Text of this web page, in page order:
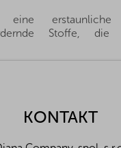
eine
Stoffe,
Sie sind ein
alle unsere Nüsse
Umgangs mit unseren
KONTAKT